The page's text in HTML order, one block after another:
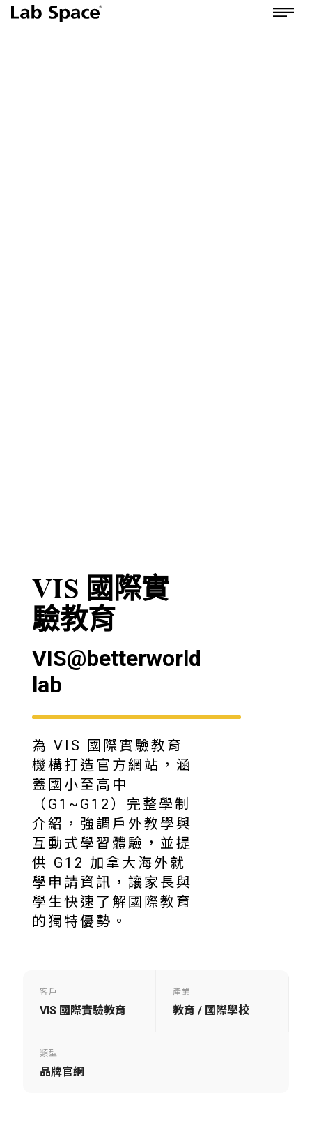
VIS 國際實
驗教育
VIS@betterworld
lab
為 VIS 國際實驗教育
機構打造官方網站，涵
蓋國小至高中
（G1~G12）完整學制
介紹，強調戶外教學與
互動式學習體驗，並提
供 G12 加拿大海外就
學申請資訊，讓家長與
學生快速了解國際教育
的獨特優勢。
客戶
VIS 國際實驗教育
產業
教育 / 國際學校
類型
品牌官網